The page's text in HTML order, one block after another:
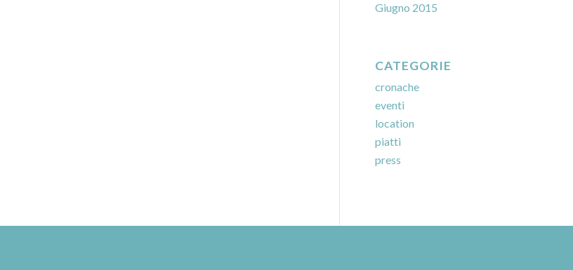
Giugno 2015
CATEGORIE
cronache
eventi
location
piatti
press